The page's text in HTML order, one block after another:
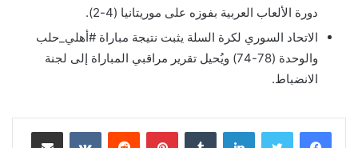
دورة الألعاب العربية بفوزه على موريتانيا (4-2).
الاتحاد السوري لكرة السلة يثبت نتيجة مباراة #أهلي_حلب
والوحدة (78-74) ويُحيل تقرير مراقبي المباراة إلى لجنة
الانضباط.
لينكدإن بينتيريست مشاركة عبر البريد